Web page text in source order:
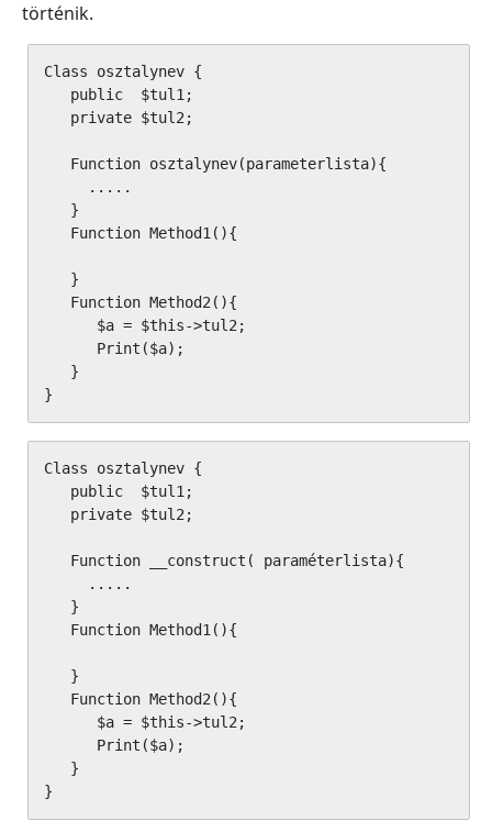
történik.
Class osztalynev {
   public  $tul1;
   private $tul2;
Function osztalynev(parameterlista){
     .....
   }
   Function Method1(){
   }
   Function Method2(){
      $a = $this->tul2;
      Print($a);
   }
}
Class osztalynev {
   public  $tul1;
   private $tul2;
Function __construct( paraméterlista){
     .....
   }
   Function Method1(){
   }
   Function Method2(){
      $a = $this->tul2;
      Print($a);
   }
}